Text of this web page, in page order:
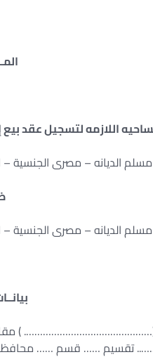
اللازمه لتسجيل عقد بيع
الديانه – مصرى
الديانه – مصرى
تقسيم …… قسم ……